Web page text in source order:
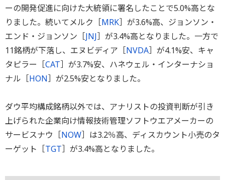
ーの開発促進に向けた大統領に署名したことで5.0%高とな
りました。続いてメルク［MRK］が3.6%高、ジョンソン・
エンド・ジョンソン［JNJ］が3.4%高となりました。一方で
11銘柄が下落し、エヌビディア［NVDA］が4.1%安、キャ
タピラー［CAT］が3.7%安、ハネウェル・インターナショ
ナル［HON］が2.5%安となりました。
ダウ平均構成銘柄以外では、アナリストの投資判断が引き
上げられた企業向け情報技術管理ソフトウエアメーカーの
サービスナウ［NOW］は3.2％高、ディスカウント小売のタ
ーゲット［TGT］が3.4%高となりました。